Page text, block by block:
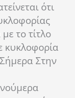
ότι
το τίτλο
κυκλοφορία
Στην